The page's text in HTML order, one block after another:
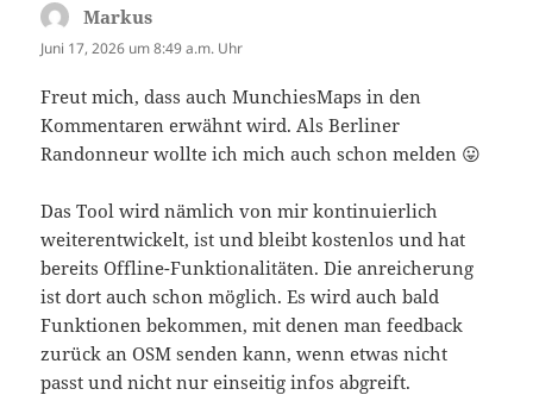
Markus
Juni 17, 2026 um 8:49 a.m. Uhr
Freut mich, dass auch MunchiesMaps in den
Kommentaren erwähnt wird. Als Berliner
Randonneur wollte ich mich auch schon melden 😛
Das Tool wird nämlich von mir kontinuierlich
weiterentwickelt, ist und bleibt kostenlos und hat
bereits Offline-Funktionalitäten. Die anreicherung
ist dort auch schon möglich. Es wird auch bald
Funktionen bekommen, mit denen man feedback
zurück an OSM senden kann, wenn etwas nicht
passt und nicht nur einseitig infos abgreift.